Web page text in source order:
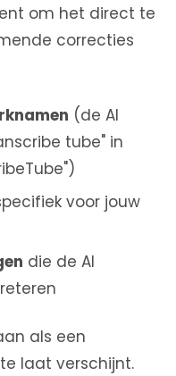
om het direct te
correcties
(de AI
tube" in
voor jouw
die de AI
als een
laat verschijnt.